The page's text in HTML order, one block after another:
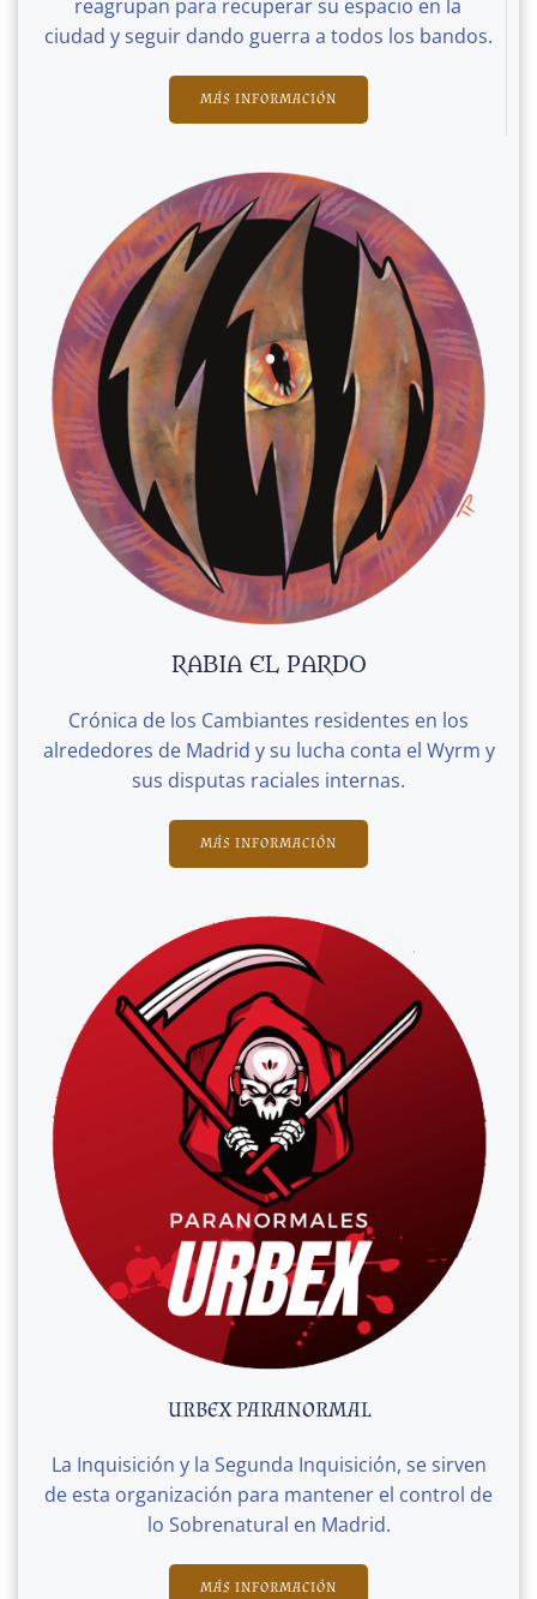
reagrupan para recuperar su espacio en la
ciudad y seguir dando guerra a todos los bandos.
MÁS INFORMACIÓN
RABIA EL PARDO
Crónica de los Cambiantes residentes en los
alrededores de Madrid y su lucha conta el Wyrm y
sus disputas raciales internas.
MÁS INFORMACIÓN
URBEX PARANORMAL
La Inquisición y la Segunda Inquisición, se sirven
de esta organización para mantener el control de
lo Sobrenatural en Madrid.
MÁS INFORMACIÓN